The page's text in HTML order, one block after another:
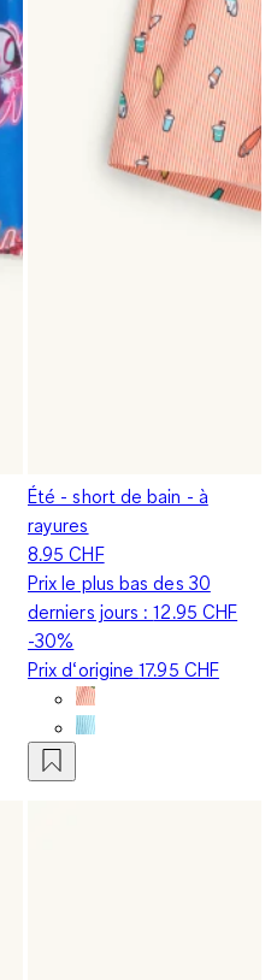
Été - short de bain - à
rayures
8.95 CHF
Prix le plus bas des 30
derniers jours :12.95 CHF
-30%
Prix d‘origine17.95 CHF